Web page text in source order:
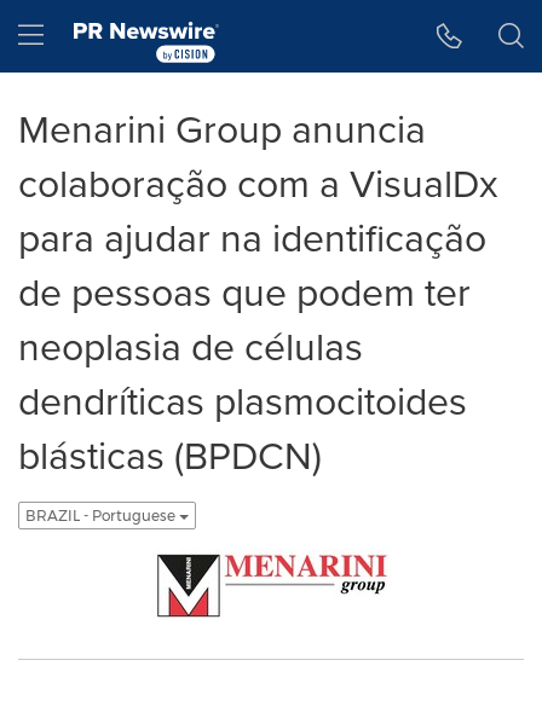
Hamburger menu
Menarini Group anuncia
colaboração com a VisualDx
para ajudar na identificação
de pessoas que podem ter
neoplasia de células
dendríticas plasmocitoides
blásticas (BPDCN)
BRAZIL - Portuguese